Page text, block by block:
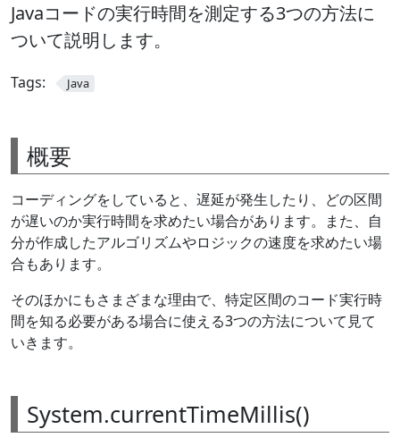
Javaコードの実行時間を測定する3つの方法に
ついて説明します。
Tags: Java
概要
コーディングをしていると、遅延が発生したり、どの区間
が遅いのか実行時間を求めたい場合があります。また、自
分が作成したアルゴリズムやロジックの速度を求めたい場
合もあります。
そのほかにもさまざまな理由で、特定区間のコード実行時
間を知る必要がある場合に使える3つの方法について見て
いきます。
System.currentTimeMillis()